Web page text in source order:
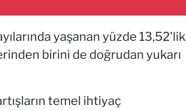
yaşanan yüzde 13,52'lik
birini de doğrudan yukarı
temel ihtiyaç